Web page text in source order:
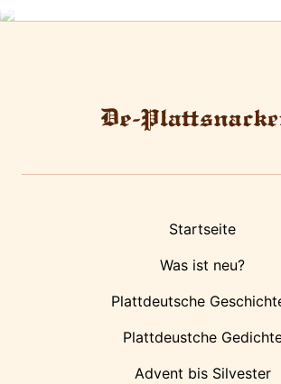
Startseite
Was ist neu?
Plattdeutsche
Plattdeustche
Advent bis Silvester